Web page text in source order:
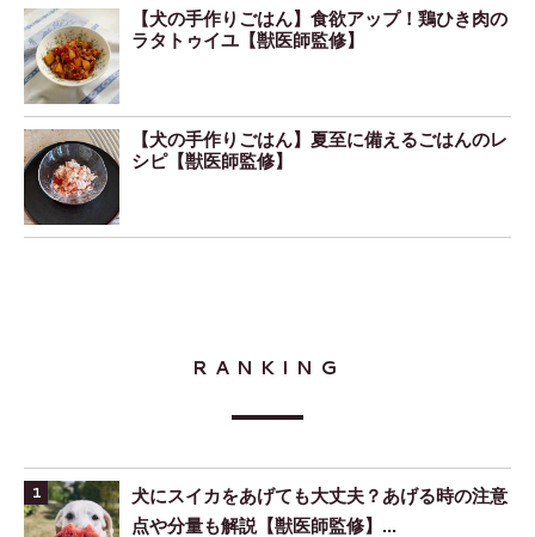
【犬の手作りごはん】食欲アップ！鶏ひき肉の
ラタトゥイユ【獣医師監修】
【犬の手作りごはん】夏至に備えるごはんのレ
シピ【獣医師監修】
RANKING
犬にスイカをあげても大丈夫？あげる時の注意
点や分量も解説【獣医師監修】...